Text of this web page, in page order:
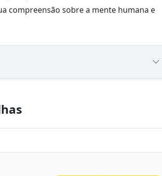
compreensão sobre a mente humana e